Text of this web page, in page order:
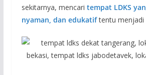
sekitarnya, mencari tempat LDKS
nyaman, dan edukatif tentu menjadi